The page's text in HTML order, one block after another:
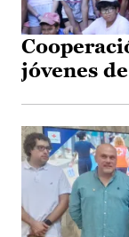
jóvenes